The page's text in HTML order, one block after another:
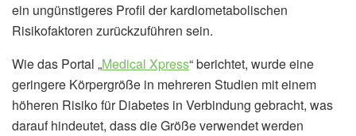
ein ungünstigeres Profil der kardiometabolischen
Risikofaktoren zurückzuführen sein.
Wie das Portal „Medical Xpress“ berichtet, wurde eine
geringere Körpergröße in mehreren Studien mit einem
höheren Risiko für Diabetes in Verbindung gebracht, was
darauf hindeutet, dass die Größe verwendet werden